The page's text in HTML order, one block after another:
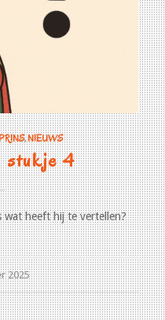
,NIEUWS
stukje 4
heeft hij te vertellen?
2025